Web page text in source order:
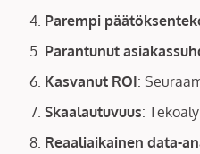
Parempi
Parantunut
Kasvanut ROI:
Skaalautuvuus:
Reaaliaikainen data-